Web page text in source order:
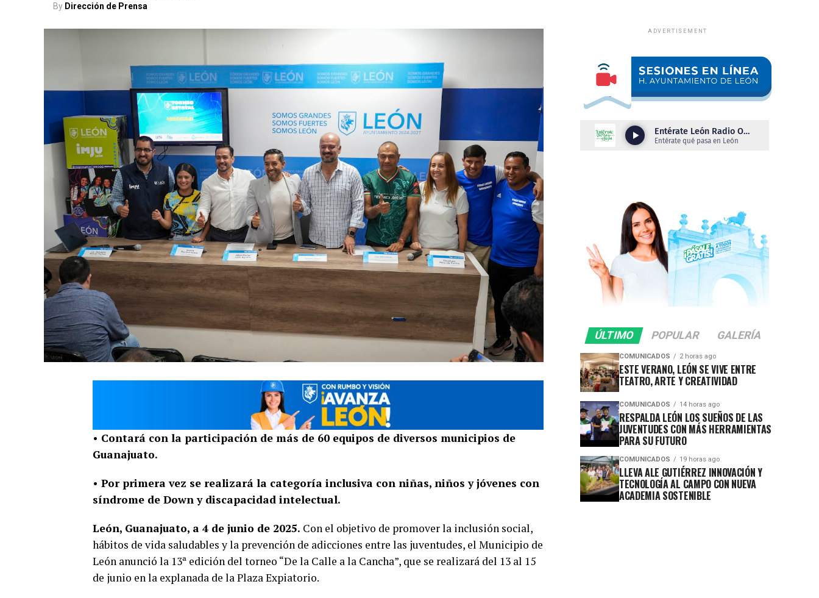
By Dirección de Prensa
• Contará con la participación de más de 60 equipos de diversos municipios de
Guanajuato.
• Por primera vez se realizará la categoría inclusiva con niñas, niños y jóvenes con
síndrome de Down y discapacidad intelectual.
León, Guanajuato, a 4 de junio de 2025. Con el objetivo de promover la inclusión social,
hábitos de vida saludables y la prevención de adicciones entre las juventudes, el Municipio de
León anunció la 13ª edición del torneo “De la Calle a la Cancha”, que se realizará del 13 al 15
de junio en la explanada de la Plaza Expiatorio.
ADVERTISEMENT
ÚLTIMO POPULAR GALERÍA
COMUNICADOS 2 horas ago
ESTE VERANO, LEÓN SE VIVE ENTRE
TEATRO, ARTE Y CREATIVIDAD
COMUNICADOS 14 horas ago
RESPALDA LEÓN LOS SUEÑOS DE LAS
JUVENTUDES CON MÁS HERRAMIENTAS
PARA SU FUTURO
COMUNICADOS 19 horas ago
LLEVA ALE GUTIÉRREZ INNOVACIÓN Y
TECNOLOGÍA AL CAMPO CON NUEVA
ACADEMIA SOSTENIBLE